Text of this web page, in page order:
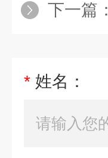
下一篇：
* 姓名：